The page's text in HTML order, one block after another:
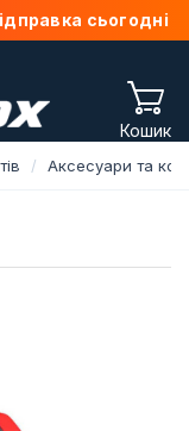
сьогодні
Кошик
Аксесуари та